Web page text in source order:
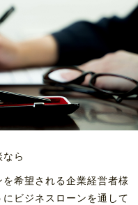
なら
希望される企業経営者様
ビジネスローンを通して